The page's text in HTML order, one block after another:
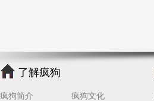
了解疯狗
疯狗简介
疯狗文化